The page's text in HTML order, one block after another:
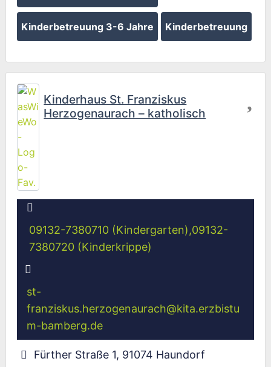
Kinderbetreuung 3-6 Jahre Kinderbetreuung
Kinderhaus St. Franziskus
Herzogenaurach – katholisch
09132-7380710 (Kindergarten),09132-
7380720 (Kinderkrippe)
st-
franziskus.herzogenaurach@kita.erzbistu
m-bamberg.de
Fürther Straße 1, 91074 Haundorf